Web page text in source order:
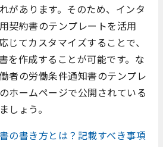
があります。そのため、インタ
契約書のテンプレートを活用
じてカスタマイズすることで、
を作成することが可能です。な
者の労働条件通知書のテンプレ
ホームページで公開されている
しょう。
の書き方とは？記載すべき事項